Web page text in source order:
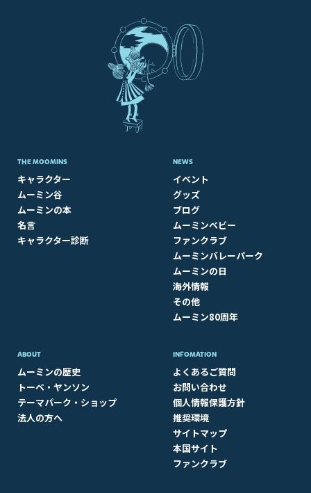
THE MOOMINS
キャラクター
ムーミン谷
ムーミンの本
名言
キャラクター診断
NEWS
イベント
グッズ
ブログ
ムーミンベビー
ファンクラブ
ムーミンバレーパーク
ムーミンの日
海外情報
その他
ムーミン80周年
ABOUT​
ムーミンの歴史
トーベ・ヤンソン
テーマパーク・ショップ
法人の方へ
INFOMATION
よくあるご質問
お問い合わせ
個人情報保護方針
推奨環境
サイトマップ
本国サイト
ファンクラブ